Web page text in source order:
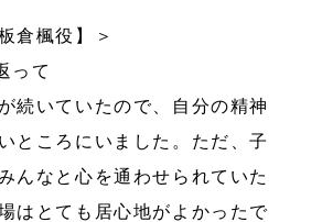
倉楓役】＞
って
続いていたので、自分の精神
ところにいました。ただ、子
んなと心を通わせられていた
はとても居心地がよかったで